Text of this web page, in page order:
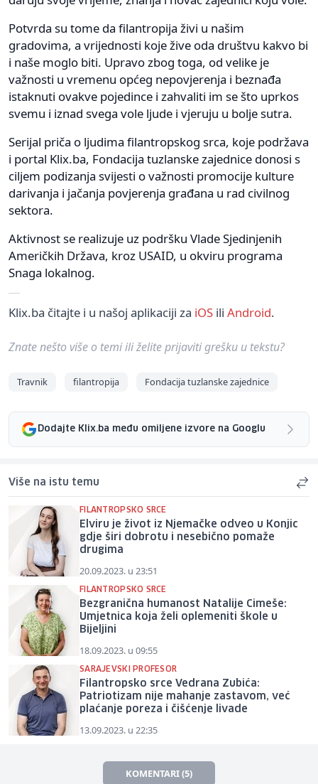
Potvrda su tome da filantropija živi u našim
gradovima, a vrijednosti koje žive oda društvu kakvo bi
i naše moglo biti. Upravo zbog toga, od velike je
važnosti u vremenu općeg nepovjerenja i beznađa
istaknuti ovakve pojedince i zahvaliti im se što uprkos
svemu i iznad svega vole ljude i vjeruju u bolje sutra.
Serijal priča o ljudima filantropskog srca, koje podržava
i portal Klix.ba, Fondacija tuzlanske zajednice donosi s
ciljem podizanja svijesti o važnosti promocije kulture
darivanja i jačanja povjerenja građana u rad civilnog
sektora.
Aktivnost se realizuje uz podršku Vlade Sjedinjenih
Američkih Država, kroz USAID, u okviru programa
Snaga lokalnog.
Klix.ba čitajte i u našoj aplikaciji za iOS ili Android.
Znate nešto više o temi ili želite prijaviti grešku u tekstu?
Travnik filantropija Fondacija tuzlanske zajednice
Dodajte Klix.ba među omiljene izvore na Googlu
Više na istu temu
FILANTROPSKO SRCE
Elviru je život iz Njemačke odveo u Konjic
gdje širi dobrotu i nesebično pomaže
drugima
20.09.2023. u 23:51
FILANTROPSKO SRCE
Bezgranična humanost Natalije Cimeše:
Umjetnica koja želi oplemeniti škole u
Bijeljini
18.09.2023. u 09:55
SARAJEVSKI PROFESOR
Filantropsko srce Vedrana Zubića:
Patriotizam nije mahanje zastavom, već
plaćanje poreza i čišćenje livade
13.09.2023. u 22:35
KOMENTARI (5)